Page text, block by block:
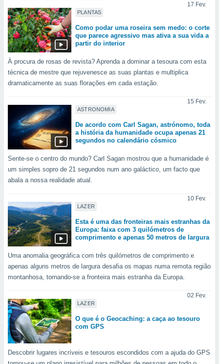
navegação
não
cookies
o
ou
Pode
de
ao
através
nós e
únicos
e
como a
de
possam
seus
com
PLANTAS
17 Fev.
Como podar uma roseira sem medo: o corte
que parece agressivo mas ativa a sua vida a
partir do interior
À procura de rosas de revista? Aprenda a dominar a tesoura com esta
técnica de mestre que rejuvenesce as suas plantas e multiplica
dramaticamente as suas florações em cada estação.
ASTRONOMIA
15 Fev.
De acordo com Carl Sagan, astrónomo, toda
a história da humanidade ocupa apenas 21
segundos no calendário cósmico
Sente-se o centro do mundo? Carl Sagan mostrou que a humanidade é
um simples sopro de 21 segundos num ano galáctico, um facto que
abala a nossa realidade atual.
LAZER
10 Fev.
Esta é uma das fronteiras mais estranhas da
Europa: faixa com 3 quilómetros de
comprimento e apenas 50 metros de largura
Uma anomalia geográfica com três quilómetros de comprimento e
apenas alguns metros de largura desafia os mapas numa remota região
montanhosa, tornando-se a fronteira mais estranha da Europa.
LAZER
02 Fev.
O que é o Geocaching: a caça ao tesouro
com GPS
Descobrir lugares incríveis e tesouros escondidos com a ajuda do GPS